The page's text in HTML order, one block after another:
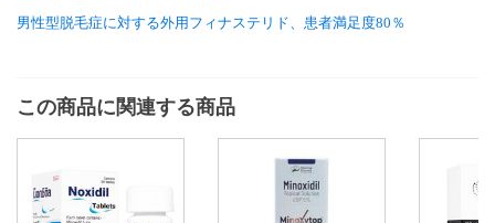
男性型脱毛症に対する外用フィナステリド、患者満足度80％
この商品に関連する商品